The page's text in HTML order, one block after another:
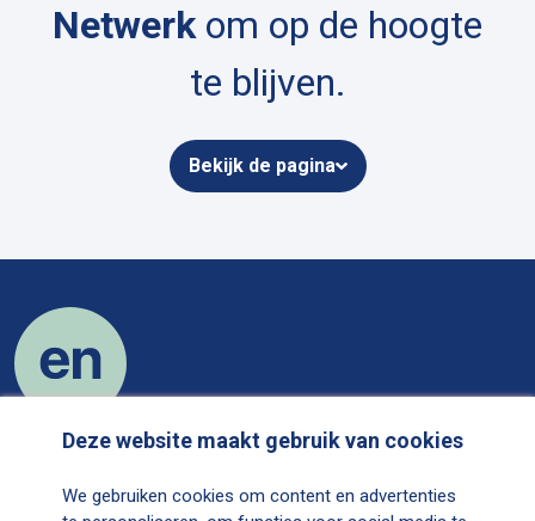
Deze website maakt gebruik van cookies
We gebruiken cookies om content en advertenties
Netwerkom op de hoogte
te blijven.
Bekijk de pagina